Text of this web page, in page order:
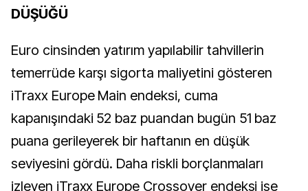
DÜŞÜĞÜ
Euro cinsinden yatırım yapılabilir tahvillerin
temerrüde karşı sigorta maliyetini gösteren
iTraxx Europe Main endeksi, cuma
kapanışındaki 52 baz puandan bugün 51 baz
puana gerileyerek bir haftanın en düşük
seviyesini gördü. Daha riskli borçlanmaları
izleyen iTraxx Europe Crossover endeksi ise